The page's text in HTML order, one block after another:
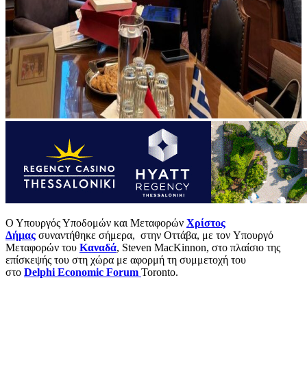
Ο Υπουργός Υποδομών και Μεταφορών Χρίστος
Δήμας συναντήθηκε σήμερα, στην Οττάβα, με τον Υπουργό
Μεταφορών του Καναδά, Steven MacKinnon, στο πλαίσιο της
επίσκεψής του στη χώρα με αφορμή τη συμμετοχή του
στο Delphi Economic Forum Toronto.